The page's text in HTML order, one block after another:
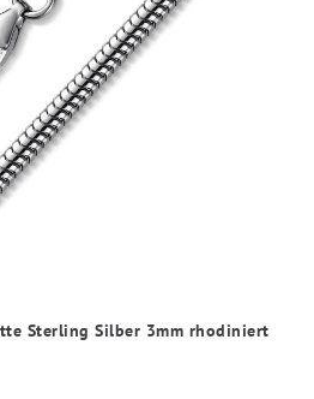
Sterling Silber 3mm rhodiniert